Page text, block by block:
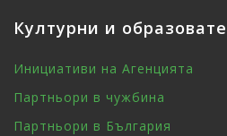
Културни и
Инициативи на Агенцията
Партньори в чужбина
Партньори в България